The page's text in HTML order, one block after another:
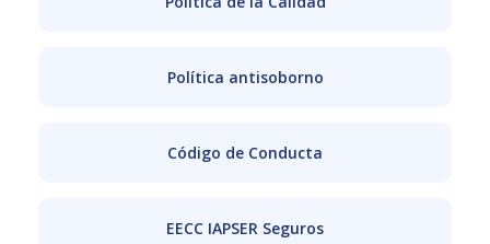
Política antisoborno
Código de Conducta
EECC IAPSER Seguros